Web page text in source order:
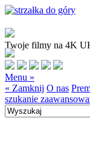
Twoje filmy na 4K
Menu »
« Zamknij O nas
szukanie